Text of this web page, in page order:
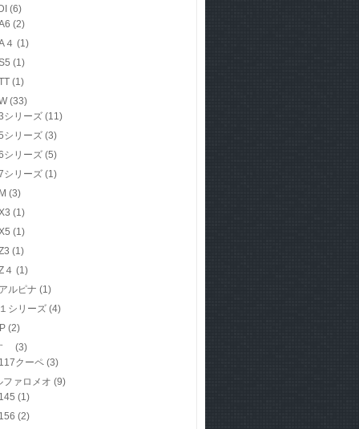
(6)
(2)
４ (1)
(1)
(1)
(33)
シリーズ (11)
シリーズ (3)
シリーズ (5)
シリーズ (1)
M (3)
(1)
(1)
(1)
４ (1)
アルピナ (1)
１シリーズ (4)
(2)
(3)
117クーペ (3)
ファロメオ (9)
145 (1)
156 (2)